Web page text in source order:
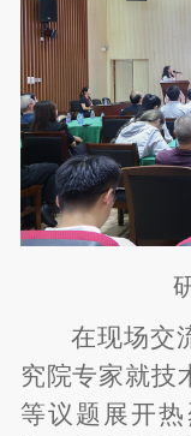
在现场交
究院专家就技
等议题展开